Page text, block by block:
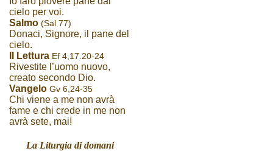
cielo per voi.
Salmo (Sal 77)
Donaci, Signore, il pane del
cielo.
II Lettura Ef 4,17.20-24
Rivestite l’uomo nuovo,
creato secondo Dio.
Vangelo Gv 6,24-35
Chi viene a me non avrà
fame e chi crede in me non
avrà sete, mai!
La Liturgia di domani